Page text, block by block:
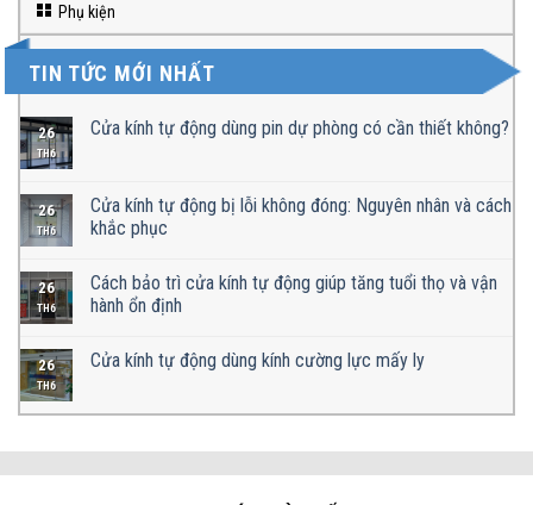
Phụ kiện
TIN TỨC MỚI NHẤT
26
TH6
Cửa kính tự động dùng pin dự phòng có cần thiết không?
26
TH6
Cửa kính tự động bị lỗi không đóng: Nguyên nhân và cách
khắc phục
26
TH6
Cách bảo trì cửa kính tự động giúp tăng tuổi thọ và vận
hành ổn định
26
TH6
Cửa kính tự động dùng kính cường lực mấy ly